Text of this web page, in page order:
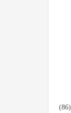
(86)